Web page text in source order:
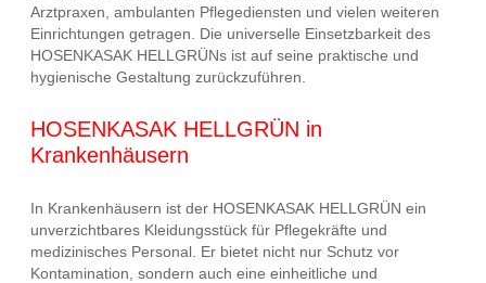
Arztpraxen, ambulanten Pflegediensten und vielen weiteren
Einrichtungen getragen. Die universelle Einsetzbarkeit des
HOSENKASAK HELLGRÜNs ist auf seine praktische und
hygienische Gestaltung zurückzuführen.
HOSENKASAK HELLGRÜN in
Krankenhäusern
In Krankenhäusern ist der HOSENKASAK HELLGRÜN ein
unverzichtbares Kleidungsstück für Pflegekräfte und
medizinisches Personal. Er bietet nicht nur Schutz vor
Kontamination, sondern auch eine einheitliche und